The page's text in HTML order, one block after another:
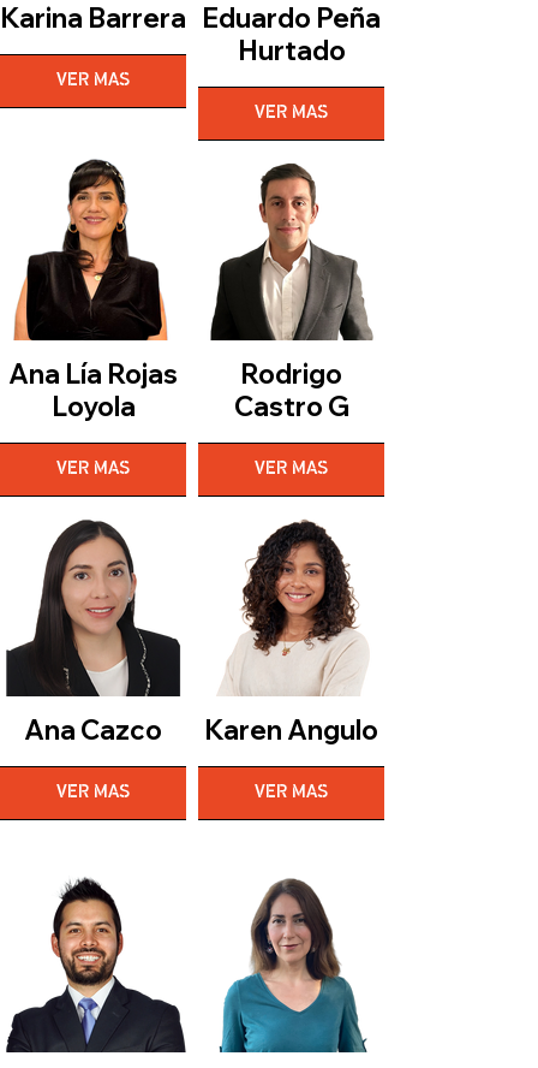
Karina Barrera
VER MAS
Eduardo Peña
Hurtado
VER MAS
Ana Lía Rojas
Loyola
VER MAS
Rodrigo
Castro G
VER MAS
Ana Cazco
VER MAS
Karen Angulo
VER MAS